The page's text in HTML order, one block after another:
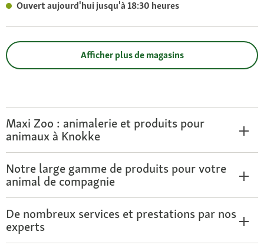
Ouvert aujourd'hui jusqu'à 18:30 heures
Afficher plus de magasins
Maxi Zoo : animalerie et produits pour
animaux à Knokke
Notre large gamme de produits pour votre
animal de compagnie
De nombreux services et prestations par nos
experts